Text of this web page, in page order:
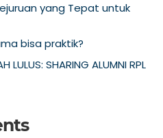
yang Tepat untuk
bisa praktik?
LULUS: SHARING ALUMNI RPL